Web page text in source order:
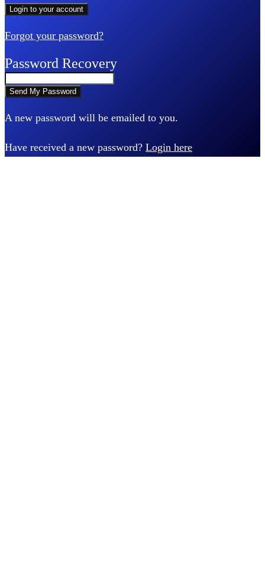
Forgot your password?
Password Recovery
A new password will be emailed to you.
Have received a new password? Login here